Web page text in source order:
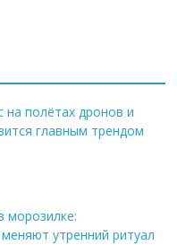
на полётах дронов и
главным трендом
морозилке:
утренний ритуал